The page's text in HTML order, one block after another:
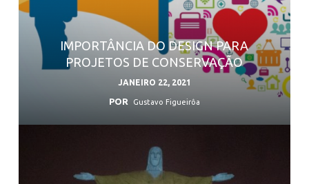
IMPORTÂNCIA DO DESIGN PARA
PROJETOS DE CONSERVAÇÃO
JANEIRO 22, 2021
POR Gustavo Figueirôa